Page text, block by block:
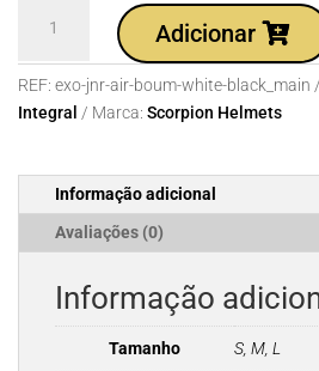
EXO-
JNR
AIR
White-
Black
Adicionar
REF: exo-jnr-air-boum-white-black_main
Integral
Marca: Scorpion Helmets
Informação adicional
Avaliações (0)
Informação
Tamanho S, M, L